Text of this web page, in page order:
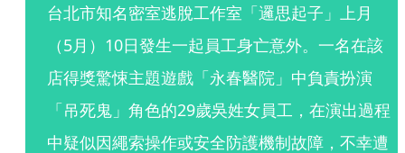
台北市知名密室逃脫工作室「邏思起子」上月
（5月）10日發生一起員工身亡意外。一名在該
店得獎驚悚主題遊戲「永春醫院」中負責扮演
「吊死鬼」角色的29歲吳姓女員工，在演出過程
中疑似因繩索操作或安全防護機制故障，不幸遭